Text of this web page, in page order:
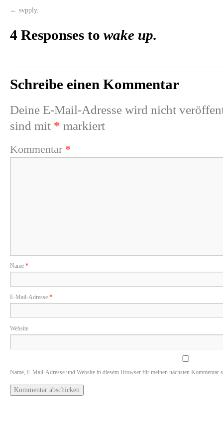
← svpply.
4 Responses to wake up.
Schreibe einen Kommentar
Deine E-Mail-Adresse wird nicht
sind mit * markiert
Kommentar *
Name *
E-Mail-Adresse *
Website
Name, E-Mail-Adresse und Website in diesem Browser für meinen nächsten Kommentar